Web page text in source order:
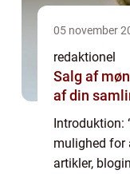
05 november
redaktionel
Salg af
af din
Introduktion:
mulighed for
artikler,